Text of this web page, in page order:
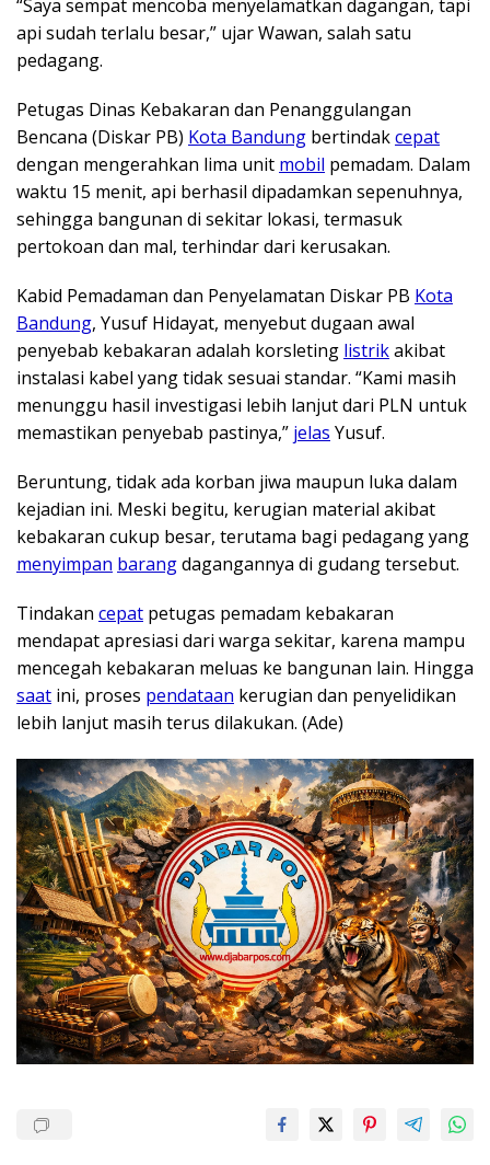
“Saya sempat mencoba menyelamatkan dagangan, tapi
api sudah terlalu besar,” ujar Wawan, salah satu
pedagang.
Petugas Dinas Kebakaran dan Penanggulangan
Bencana (Diskar PB) Kota Bandung bertindakcepat
dengan mengerahkan lima unit mobil pemadam. Dalam
waktu 15 menit, api berhasil dipadamkan sepenuhnya,
sehingga bangunan di sekitar lokasi, termasuk
pertokoan dan mal, terhindar dari kerusakan.
Kabid Pemadaman dan Penyelamatan Diskar PB Kota
Bandung, Yusuf Hidayat, menyebut dugaan awal
penyebab kebakaran adalah korsleting listrikakibat
instalasi kabel yang tidak sesuai standar. “Kami masih
menunggu hasil investigasi lebih lanjut dari PLN untuk
memastikan penyebab pastinya,” jelas Yusuf.
Beruntung, tidak ada korban jiwa maupun luka dalam
kejadian ini. Meski begitu, kerugian material akibat
kebakaran cukup besar, terutama bagi pedagang yang
menyimpan barangdagangannya di gudang tersebut.
Tindakan cepat petugas pemadam kebakaran
mendapat apresiasi dari warga sekitar, karena mampu
mencegah kebakaran meluas ke bangunan lain. Hingga
saat ini, proses pendataan kerugian dan penyelidikan
lebih lanjut masih terus dilakukan. (Ade)